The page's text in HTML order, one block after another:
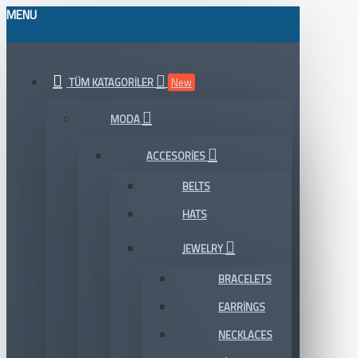
MENU
TÜM KATAGORILER New
MODA
ACCESORIES
BELTS
HATS
JEWELRY
BRACELETS
EARRINGS
NECKLACES